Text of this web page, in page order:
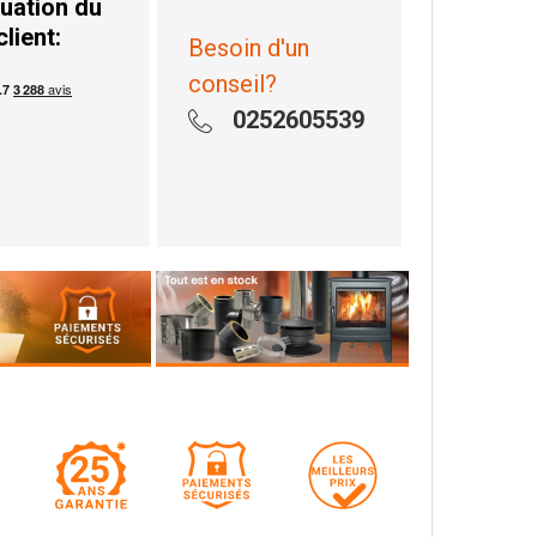
du
Besoin d'un
conseil?
0252605539